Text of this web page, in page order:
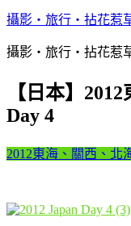
攝影‧旅行‧拈花惹
攝影‧旅行‧拈花惹
【日本】
Day 4
2012東海、關西、北